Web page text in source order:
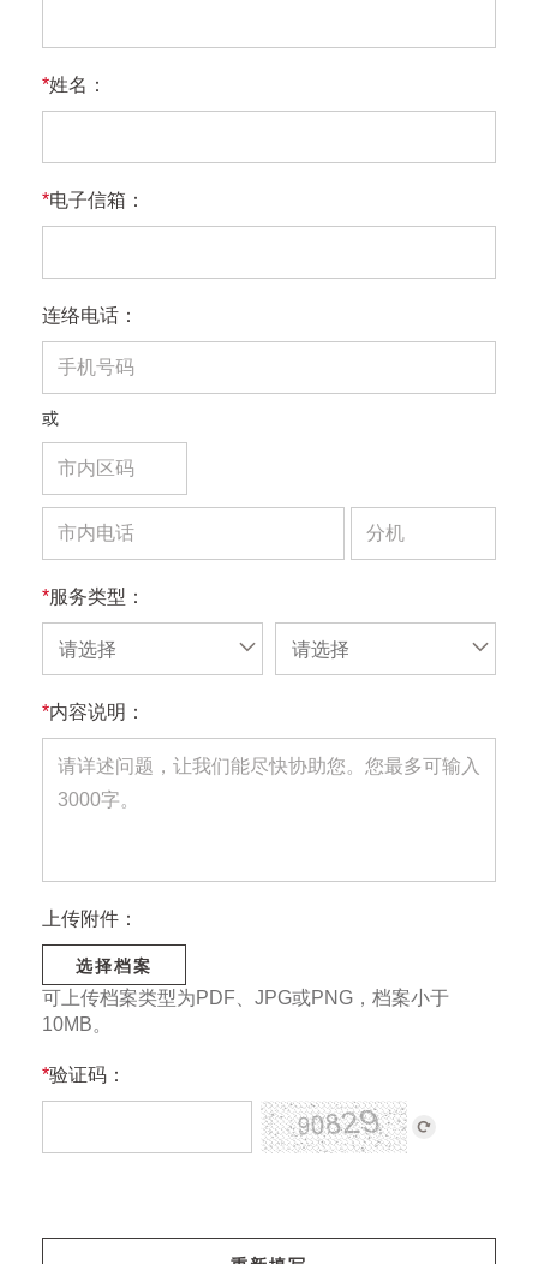
*姓名：
*电子信箱：
连络电话：
或
*服务类型：
请选择 请选择
*内容说明：
上传附件：
选择档案
可上传档案类型为PDF、JPG或PNG，档案小于
10MB。
*验证码：